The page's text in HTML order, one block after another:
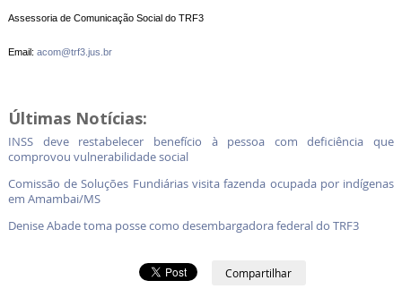
Assessoria de Comunicação Social do TRF3
Email: acom@trf3.jus.br
Últimas Notícias:
INSS deve restabelecer benefício à pessoa com deficiência que
comprovou vulnerabilidade social
Comissão de Soluções Fundiárias visita fazenda ocupada por indígenas
em Amambai/MS
Denise Abade toma posse como desembargadora federal do TRF3
Compartilhar